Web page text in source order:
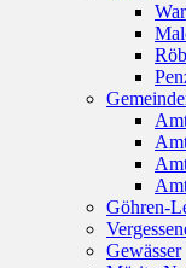
Göhren-
Gewässer